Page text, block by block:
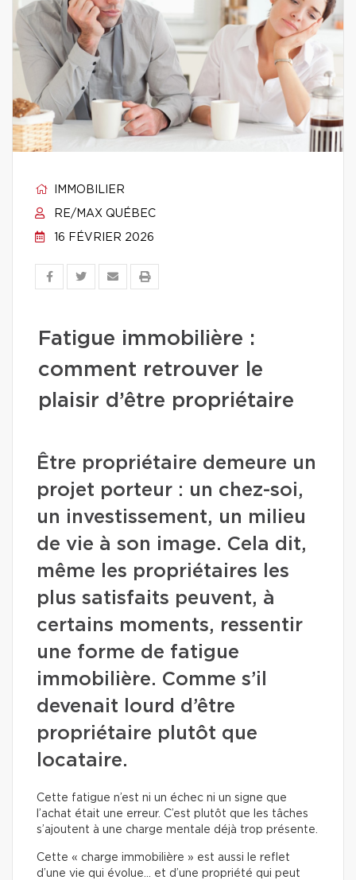
IMMOBILIER
RE/MAX QUÉBEC
16 FÉVRIER 2026
Fatigue immobilière :
comment retrouver le
plaisir d’être propriétaire
Être propriétaire demeure un
projet porteur : un chez-soi,
un investissement, un milieu
de vie à son image. Cela dit,
même les propriétaires les
plus satisfaits peuvent, à
certains moments, ressentir
une forme de fatigue
immobilière. Comme s’il
devenait lourd d’être
propriétaire plutôt que
locataire.
Cette fatigue n’est ni un échec ni un signe que
l’achat était une erreur. C’est plutôt que les tâches
s’ajoutent à une charge mentale déjà trop présente.
Cette « charge immobilière » est aussi le reflet
d’une vie qui évolue… et d’une propriété qui peut